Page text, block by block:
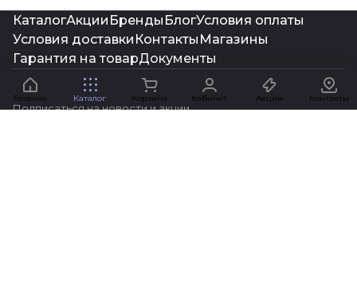
Главная Каталог Корзина Кабинет Акции Контакты
КаталогАкции Бренды БлогУсловия оплаты
Условия доставки Контакты Магазины
Гарантия на товарДокументы
Подписатьсяна новости и акции